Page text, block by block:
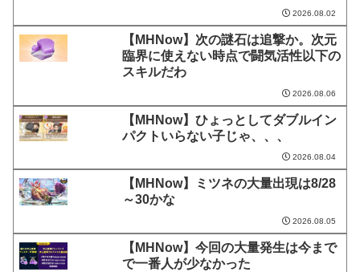
2026.08.02
【MHNow】次の謎石は追撃か。次元
臨界に使えない時点で闘気活性以下の
スキルだわ
2026.08.06
【MHNow】ひょっとしてダブルイン
パクトいらない子じゃ、、、
2026.08.04
【MHNow】ミツネの大量出現は8/28
～30かな
2026.08.05
【MHNow】今回の大量発生は今まで
で一番人が少なかった